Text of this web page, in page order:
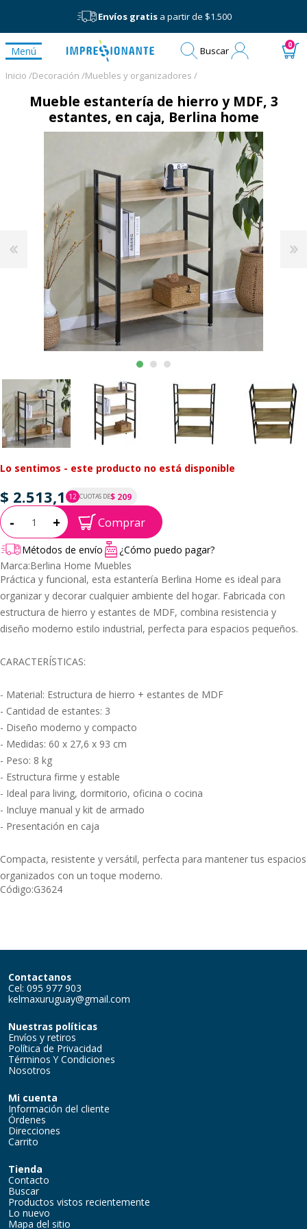
Envíos gratisa partir de $1.500
Menú Buscar 0
Inicio /Decoración /Muebles y organizadores /
Mueble estantería de hierro y MDF, 3
estantes, en caja, Berlina home
Lo sentimos - este producto no está disponible
$ 2.513,1 12 CUOTAS DE$ 209
P.T.F. $ 2.513
Cantidad:
- + Comprar
Métodos de envío
¿Cómo puedo pagar?
Marca:Berlina Home Muebles
Práctica y funcional, esta estantería Berlina Home es ideal para
organizar y decorar cualquier ambiente del hogar. Fabricada con
estructura de hierro y estantes de MDF, combina resistencia y
diseño moderno estilo industrial, perfecta para espacios pequeños.
CARACTERÍSTICAS:
- Material: Estructura de hierro + estantes de MDF
- Cantidad de estantes: 3
- Diseño moderno y compacto
- Medidas: 60 x 27,6 x 93 cm
- Peso: 8 kg
- Estructura firme y estable
- Ideal para living, dormitorio, oficina o cocina
- Incluye manual y kit de armado
- Presentación en caja
Compacta, resistente y versátil, perfecta para mantener tus espacios
organizados con un toque moderno.
Código:G3624
Contactanos
Cel: 095 977 903
kelmaxuruguay@gmail.com
Nuestras políticas
Envíos y retiros
Política de Privacidad
Términos Y Condiciones
Nosotros
Mi cuenta
Información del cliente
Órdenes
Direcciones
Carrito
Tienda
Contacto
Buscar
Productos vistos recientemente
Lo nuevo
Mapa del sitio